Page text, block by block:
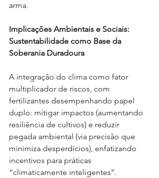
arma.
Implicações Ambientais e Sociais:
Sustentabilidade como Base da
Soberania Duradoura
A integração do clima como fator
multiplicador de riscos, com
fertilizantes desempenhando papel
duplo: mitigar impactos (aumentando
resiliência de cultivos) e reduzir
pegada ambiental (via precisão que
minimiza desperdícios), enfatizando
incentivos para práticas
“climaticamente inteligentes”.